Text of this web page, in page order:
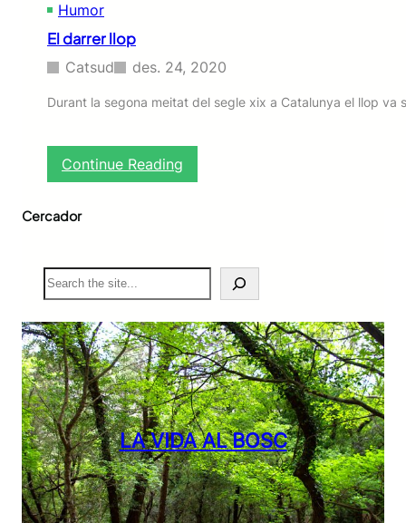
Humor
El darrer llop
Catsud des. 24, 2020
Durant la segona meitat del segle xix a Catalunya el llop
Continue Reading
E
r
l
l
o
p
Cercador
S
e
r
c
h
LA VIDA AL BOSC